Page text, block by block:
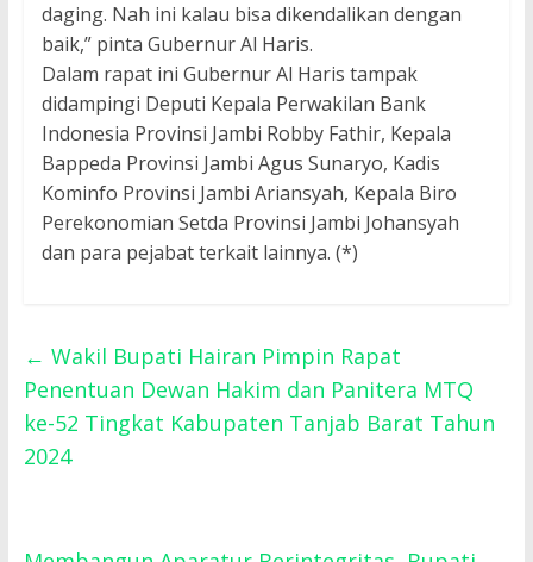
daging. Nah ini kalau bisa dikendalikan dengan
baik,” pinta Gubernur Al Haris.
Dalam rapat ini Gubernur Al Haris tampak
didampingi Deputi Kepala Perwakilan Bank
Indonesia Provinsi Jambi Robby Fathir, Kepala
Bappeda Provinsi Jambi Agus Sunaryo, Kadis
Kominfo Provinsi Jambi Ariansyah, Kepala Biro
Perekonomian Setda Provinsi Jambi Johansyah
dan para pejabat terkait lainnya. (*)
← Wakil Bupati Hairan Pimpin Rapat
Penentuan Dewan Hakim dan Panitera MTQ
ke-52 Tingkat Kabupaten Tanjab Barat Tahun
2024